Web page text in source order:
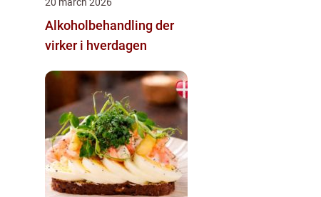
Alkoholbehandling der
virker i hverdagen